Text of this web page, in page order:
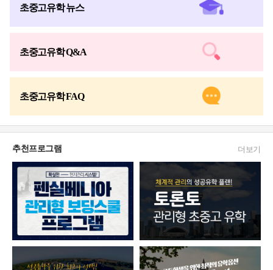
초중고유학 뉴스
초중고유학 Q&A
초중고유학 FAQ
추천프로그램 더보기